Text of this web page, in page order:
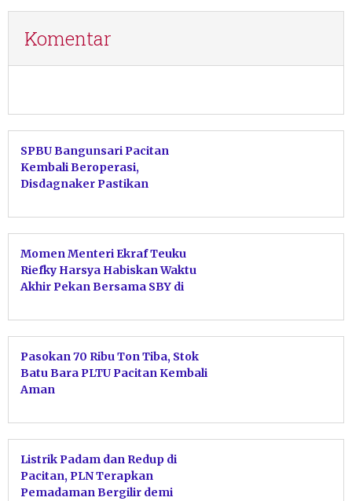
Komentar
SPBU Bangunsari Pacitan
Kembali Beroperasi,
Disdagnaker Pastikan
Modal
Momen Menteri Ekraf Teuku
Riefky Harsya Habiskan Waktu
Akhir Pekan Bersama SBY di
Pasokan 70 Ribu Ton Tiba, Stok
Batu Bara PLTU Pacitan Kembali
Aman
Listrik Padam dan Redup di
Pacitan, PLN Terapkan
Pemadaman Bergilir demi